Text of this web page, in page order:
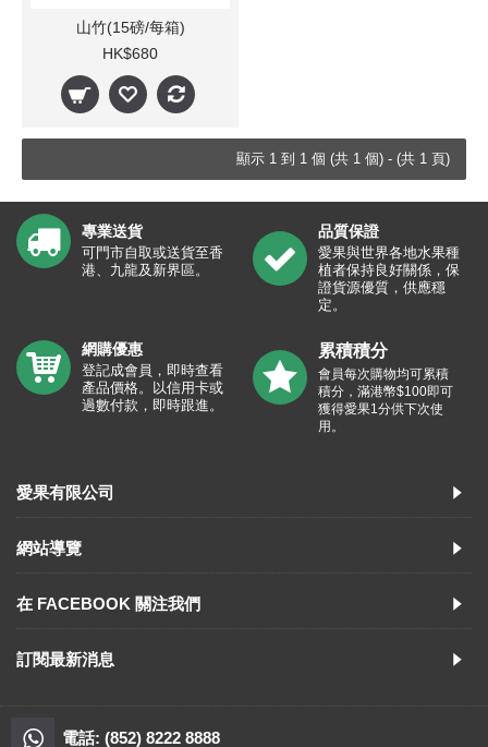
山竹(15磅/每箱)
HK$680
專業送貨
可門市自取或送貨至香
品質保證
愛果與世界各地水果種
植者保持良好關係，保
證貨源優質，供應穩
網購優惠
登記成會員，即時查看
產品價格。以信用卡或
累積積分
會員每次購物均可累積
積分，滿港幣$100即可
愛果有限公司
網站導覽
在 FACEBOOK 關注我們